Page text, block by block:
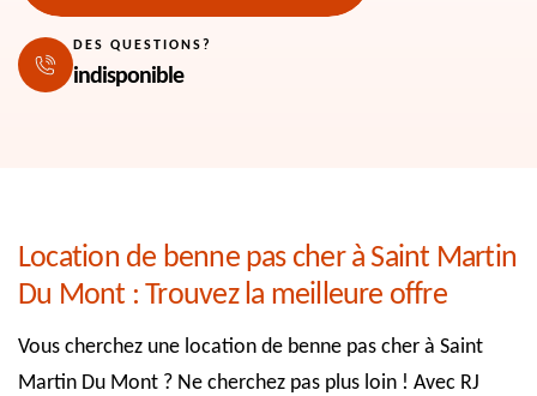
DES QUESTIONS?
indisponible
Location de benne pas cher à Saint Martin
Du Mont : Trouvez la meilleure offre
Vous cherchez une location de benne pas cher à Saint
Martin Du Mont ? Ne cherchez pas plus loin ! Avec RJ